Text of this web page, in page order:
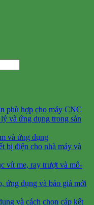
phù hợp cho máy CNC
và ứng dụng trong sản
và ứng dụng
bị điện cho nhà máy và
vít me, ray trượt và mô-
ứng dụng và báo giá mới
và cách chọn cáp kết